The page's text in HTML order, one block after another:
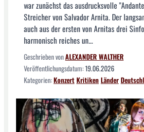
war zunächst das ausdrucksvolle
Streicher von Salvador Arnita. Der
auch aus der ersten von Arnitas drei
harmonisch reiches un...
Geschrieben vonALEXANDER WALTHER
Veröffentlichungsdatum:19.06.2026
Kategorien:KonzertKritikenLänder